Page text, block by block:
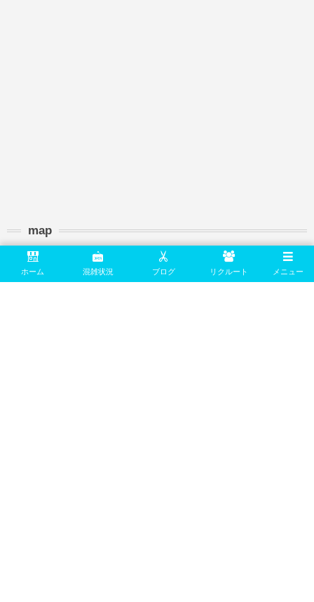
map
メニュー
ホーム 混雑状況 ブログ リクルート